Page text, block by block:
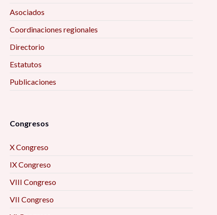
Asociados
Coordinaciones regionales
Directorio
Estatutos
Publicaciones
Congresos
X Congreso
IX Congreso
VIII Congreso
VII Congreso